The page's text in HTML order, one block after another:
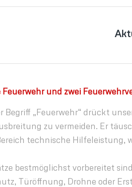
und zwei
Begriff „Feuerwehr“ drückt
zu vermeiden. Er
technische Hilfeleistung,
bestmöglichst vorbereitet
Türöffnung, Drohne oder